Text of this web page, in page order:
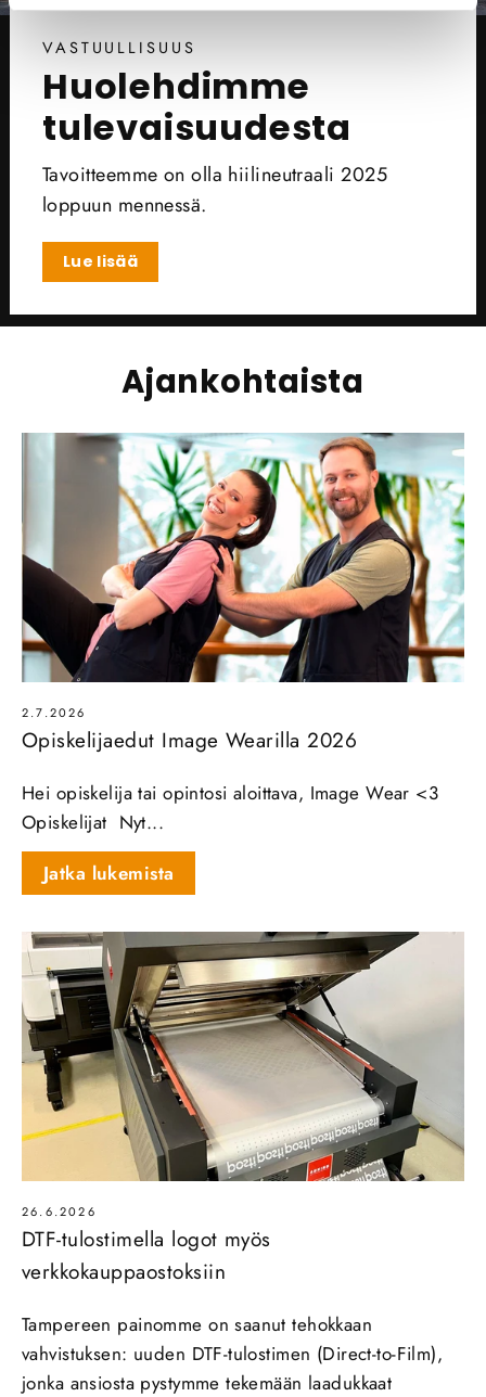
VASTUULLISUUS
Huolehdimme
tulevaisuudesta
Tavoitteemme on olla hiilineutraali 2025
loppuun mennessä.
Lue lisää
Ajankohtaista
2.7.2026
Opiskelijaedut Image Wearilla 2026
Hei opiskelija tai opintosi aloittava, Image Wear <3
Opiskelijat Nyt...
Jatka lukemista
26.6.2026
DTF-tulostimella logot myös
verkkokauppaostoksiin
Tampereen painomme on saanut tehokkaan
vahvistuksen: uuden DTF‑tulostimen (Direct‑to‑Film),
jonka ansiosta pystymme tekemään laadukkaat